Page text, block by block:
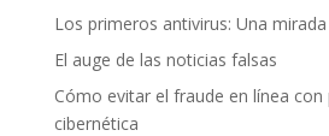
Los primeros antivirus: Una
El auge de las noticias falsas
Cómo evitar el fraude en línea
cibernética